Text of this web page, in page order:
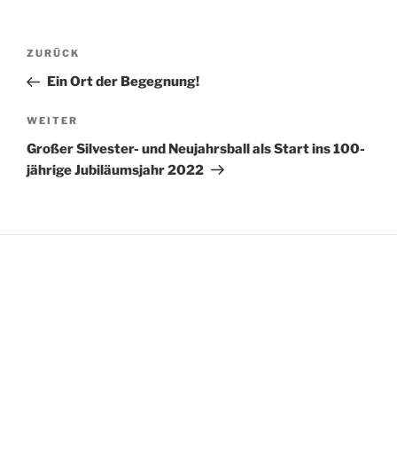
Beitragsnavigation
Vorheriger
Beitrag
ZURÜCK
Ein Ort der Begegnung!
Nächster
Beitrag
WEITER
Großer Silvester- und Neujahrsball als Start ins 100-
jährige Jubiläumsjahr 2022